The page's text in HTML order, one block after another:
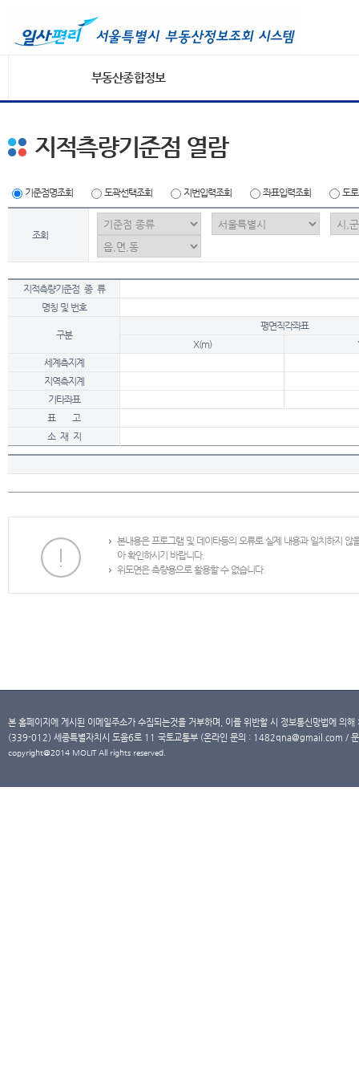
부동산종합정보
지적측량기준점 열람
기준점명조회 도곽선택조회 지번입력조회 좌표입력조회 도
조회
지적측량기준점 종 류
명칭 및 번호
구분
평면직각좌표
X(m)
세계측지계
지역측지계
기타좌표
표 고
소 재 지
본내용은 프로그램 및 데이타등의 오류로 실제 내용과 일치하지
아 확인하시기 바랍니다.
위도면은 측량용으로 활용할 수 없습니다.
본 홈페이지에 게시된 이메일주소가 수집되는것을 거부하며, 이를 위반할 시 정보통신망법에 의
(339-012) 세종특별자치시 도움6로 11 국토교통부 (온라인 문의 : 1482qna@gmail.com /
copyright@2014 MOLIT All rights reserved.